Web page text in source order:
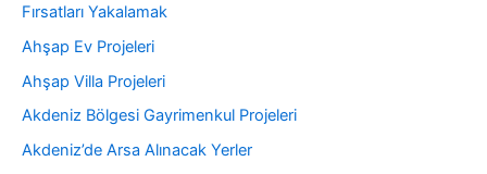
Fırsatları Yakalamak
Ahşap Ev Projeleri
Ahşap Villa Projeleri
Akdeniz Bölgesi Gayrimenkul Projeleri
Akdeniz’de Arsa Alınacak Yerler